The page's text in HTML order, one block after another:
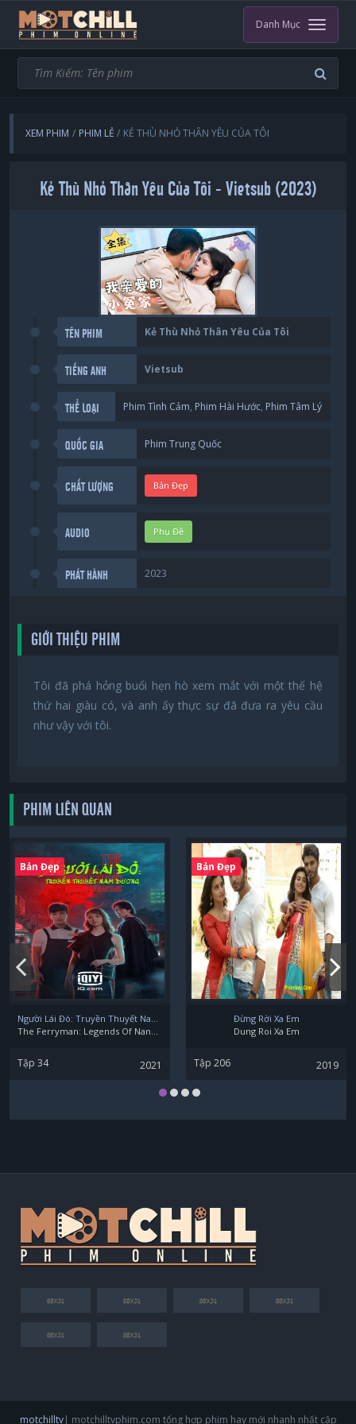
Danh Mục
XEM PHIM PHIM LẺ KẺ THÙ NHỎ THÂN YÊU CỦA TÔI
Kẻ Thù Nhỏ Thân Yêu Của Tôi - Vietsub (2023)
TÊN PHIM Kẻ Thù Nhỏ Thân Yêu Của Tôi
TIẾNG ANH Vietsub
THỂ LOẠI Phim Tình Cảm, Phim Hài Hước, Phim Tâm Lý
QUỐC GIA Phim Trung Quốc
CHẤT LƯỢNG Bản Đẹp
AUDIO Phụ Đề
PHÁT HÀNH 2023
GIỚI THIỆU PHIM
Tôi đã phá hỏng buổi hẹn hò xem mắt với một thế hệ
thứ hai giàu có, và anh ấy thực sự đã đưa ra yêu cầu
như vậy với tôi.
PHIM LIÊN QUAN
Bản Đẹp
Người Lái Đò: Truyền Thuyết Nam Dương
The Ferryman: Legends Of Nanyang
Tập 34 2021
Bản Đẹp
Đừng Rời Xa Em
Dung Roi Xa Em
Tập 206 2019
motchilltv| motchilltvphim.com tổng hợp phim hay mới nhanh nhất cập